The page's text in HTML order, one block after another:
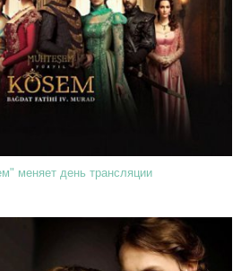
меняет день трансляции